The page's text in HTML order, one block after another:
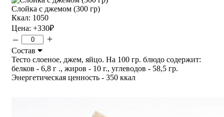
Слойка с джемом (300 гр)
Ккал: 1050
Цена: +330₽
– +
Состав
Тесто слоеное, джем, яйцо. На 100 гр. блюдо содержит:
белков - 6,8 г ., жиров - 10 г., углеводов - 58,5 гр.
Энергетическая ценность - 350 ккал